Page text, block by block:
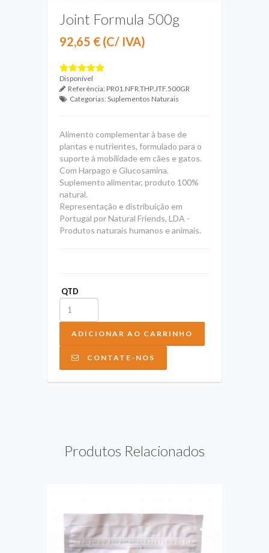
Joint Formula 500g
92,65 € (C/ IVA)
Disponível
Referência: PR01.NFR.THP.JTF.500GR
Categorias:Suplementos Naturais
Alimento complementar à base de
plantas e nutrientes, formulado para o
suporte à mobilidade em cães e gatos.
Com Harpago e Glucosamina.
Suplemento alimentar, produto 100%
natural.
Representação e distribuição em
Portugal por Natural Friends, LDA -
Produtos naturais humanos e animais.
QTD
ADICIONAR AO CARRINHO
CONTATE-NOS
Produtos Relacionados